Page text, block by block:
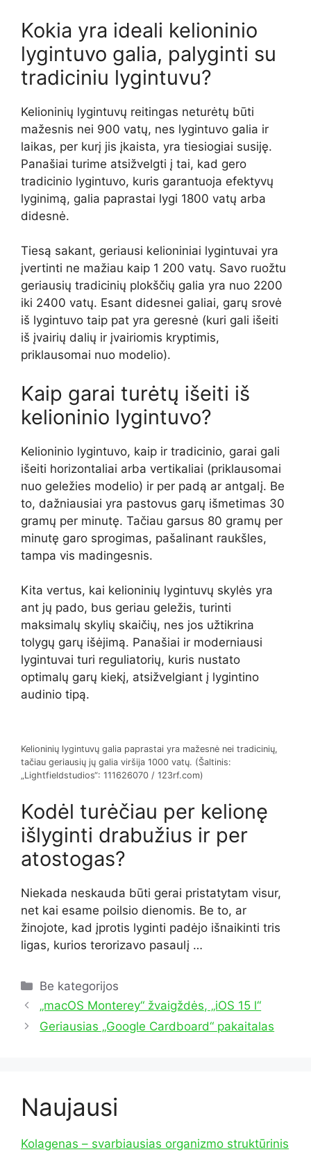
Kokia yra ideali kelioninio
lygintuvo galia, palyginti su
tradiciniu lygintuvu?
Kelioninių lygintuvų reitingas neturėtų būti
mažesnis nei 900 vatų, nes lygintuvo galia ir
laikas, per kurį jis įkaista, yra tiesiogiai susiję.
Panašiai turime atsižvelgti į tai, kad gero
tradicinio lygintuvo, kuris garantuoja efektyvų
lyginimą, galia paprastai lygi 1800 vatų arba
didesnė.
Tiesą sakant, geriausi kelioniniai lygintuvai yra
įvertinti ne mažiau kaip 1 200 vatų. Savo ruožtu
geriausių tradicinių plokščių galia yra nuo 2200
iki 2400 vatų. Esant didesnei galiai, garų srovė
iš lygintuvo taip pat yra geresnė (kuri gali išeiti
iš įvairių dalių ir įvairiomis kryptimis,
priklausomai nuo modelio).
Kaip garai turėtų išeiti iš
kelioninio lygintuvo?
Kelioninio lygintuvo, kaip ir tradicinio, garai gali
išeiti horizontaliai arba vertikaliai (priklausomai
nuo geležies modelio) ir per padą ar antgalį. Be
to, dažniausiai yra pastovus garų išmetimas 30
gramų per minutę. Tačiau garsus 80 gramų per
minutę garo sprogimas, pašalinant raukšles,
tampa vis madingesnis.
Kita vertus, kai kelioninių lygintuvų skylės yra
ant jų pado, bus geriau geležis, turinti
maksimalų skylių skaičių, nes jos užtikrina
tolygų garų išėjimą. Panašiai ir moderniausi
lygintuvai turi reguliatorių, kuris nustato
optimalų garų kiekį, atsižvelgiant į lygintino
audinio tipą.
Kelioninių lygintuvų galia paprastai yra mažesnė nei tradicinių,
tačiau geriausių jų galia viršija 1000 vatų. (Šaltinis:
„Lightfieldstudios“: 111626070 / 123rf.com)
Kodėl turėčiau per kelionę
išlyginti drabužius ir per
atostogas?
Niekada neskauda būti gerai pristatytam visur,
net kai esame poilsio dienomis. Be to, ar
žinojote, kad įprotis lyginti padėjo išnaikinti tris
ligas, kurios terorizavo pasaulį …
Kategorijos
Be kategorijos
„macOS Monterey“ žvaigždės, „iOS 15 l“
Geriausias „Google Cardboard“ pakaitalas
Naujausi
Kolagenas – svarbiausias organizmo struktūrinis